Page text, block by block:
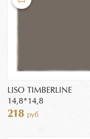
LISO TIMBERLINE
14,8*14,8
218 руб